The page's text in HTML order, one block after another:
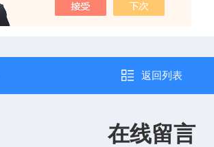
返回列表
在线留言